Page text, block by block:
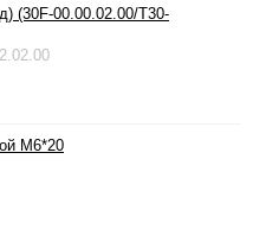
(30F-00.00.02.00/T30-
М6*20